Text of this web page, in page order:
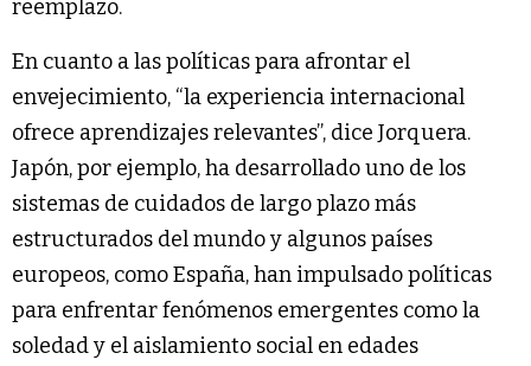
reemplazo.
En cuanto a las políticas para afrontar el
envejecimiento, “la experiencia internacional
ofrece aprendizajes relevantes”, dice Jorquera.
Japón, por ejemplo, ha desarrollado uno de los
sistemas de cuidados de largo plazo más
estructurados del mundo y algunos países
europeos, como España, han impulsado políticas
para enfrentar fenómenos emergentes como la
soledad y el aislamiento social en edades